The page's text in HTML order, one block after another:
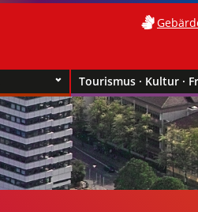
Tourismus · Kultur ·